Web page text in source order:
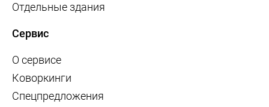
Отдельные здания
Сервис
О сервисе
Коворкинги
Спецпредложения